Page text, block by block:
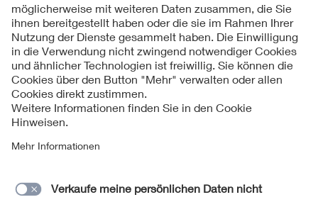
Kontakt
Impressum
Datenschutzinformationen
Cookie Hinweise
Compliance
Jahresarchiv